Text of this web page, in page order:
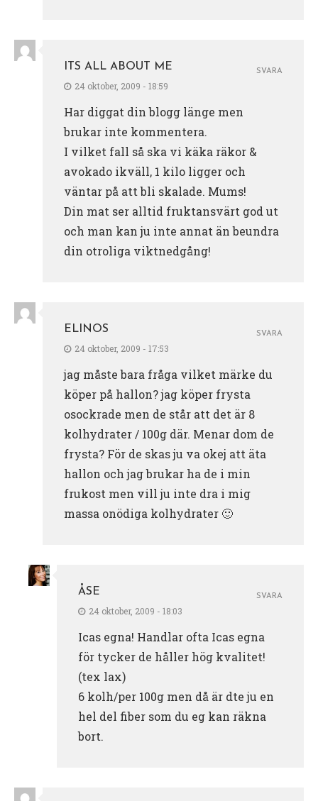
ITS ALL ABOUT ME
24 oktober, 2009 - 18:59
Har diggat din blogg länge men
brukar inte kommentera.
I vilket fall så ska vi käka räkor &
avokado ikväll, 1 kilo ligger och
väntar på att bli skalade. Mums!
Din mat ser alltid fruktansvärt god ut
och man kan ju inte annat än beundra
din otroliga viktnedgång!
SVARA
ELINOS
24 oktober, 2009 - 17:53
jag måste bara fråga vilket märke du
köper på hallon? jag köper frysta
osockrade men de står att det är 8
kolhydrater / 100g där. Menar dom de
frysta? För de skas ju va okej att äta
hallon och jag brukar ha de i min
frukost men vill ju inte dra i mig
massa onödiga kolhydrater 🙂
SVARA
ÅSE
24 oktober, 2009 - 18:03
Icas egna! Handlar ofta Icas egna
för tycker de håller hög kvalitet!
(tex lax)
6 kolh/per 100g men då är dte ju en
hel del fiber som du eg kan räkna
bort.
SVARA